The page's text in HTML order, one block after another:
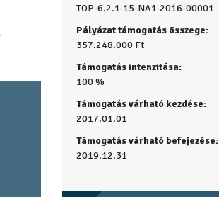
TOP-6.2.1-15-NA1-2016-00001
Pályázat támogatás összege:
357.248.000 Ft
Támogatás intenzitása:
100 %
Támogatás várható kezdése:
2017.01.01
Támogatás várható befejezése:
2019.12.31